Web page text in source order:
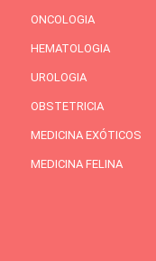
ONCOLOGIA
HEMATOLOGIA
UROLOGIA
OBSTETRICIA
MEDICINA EXÓTICOS
MEDICINA FELINA